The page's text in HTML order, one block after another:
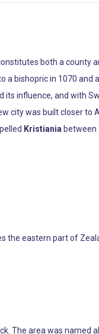
both a county
a bishopric in 1070
influence, and with
city was built closer to
Kristiania between
the eastern part of
The area was named